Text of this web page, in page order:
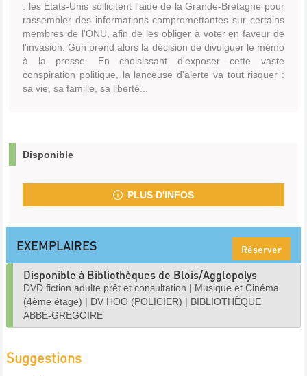
: les États-Unis sollicitent l'aide de la Grande-Bretagne pour
rassembler des informations compromettantes sur certains
membres de l'ONU, afin de les obliger à voter en faveur de
l'invasion. Gun prend alors la décision de divulguer le mémo
à la presse. En choisissant d'exposer cette vaste
conspiration politique, la lanceuse d'alerte va tout risquer :
sa vie, sa famille, sa liberté...
Disponible
PLUS D'INFOS
EXEMPLAIRES Réserver
Disponible à Bibliothèques de Blois/Agglopolys
DVD fiction adulte prêt et consultation | Musique et Cinéma
(4ème étage) | DV HOO (POLICIER) | BIBLIOTHÈQUE
ABBÉ-GRÉGOIRE
Suggestions